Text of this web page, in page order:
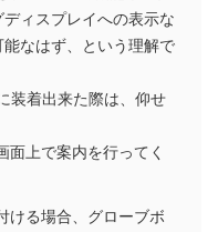
ィスプレイへの表示な
なはず、という理解で
装着出来た際は、仰せ
面上で案内を行ってく
る場合、グローブボ